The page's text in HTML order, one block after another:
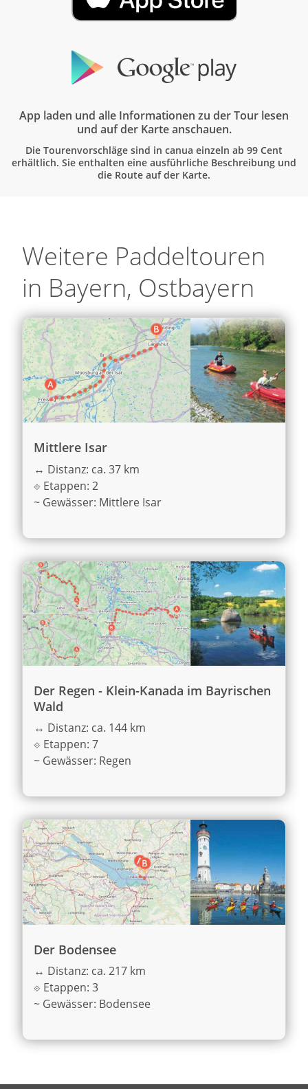
App laden und alle Informationen zu der Tour lesen
und auf der Karte anschauen.
Die Tourenvorschläge sind in canua einzeln ab 99 Cent
erhältlich. Sie enthalten eine ausführliche Beschreibung und
die Route auf der Karte.
Weitere Paddeltouren
in Bayern, Ostbayern
Mittlere Isar
↔ Distanz: ca. 37 km
⟐ Etappen: 2
~ Gewässer: Mittlere Isar
Der Regen - Klein-Kanada im Bayrischen
Wald
↔ Distanz: ca. 144 km
⟐ Etappen: 7
~ Gewässer: Regen
Der Bodensee
↔ Distanz: ca. 217 km
⟐ Etappen: 3
~ Gewässer: Bodensee